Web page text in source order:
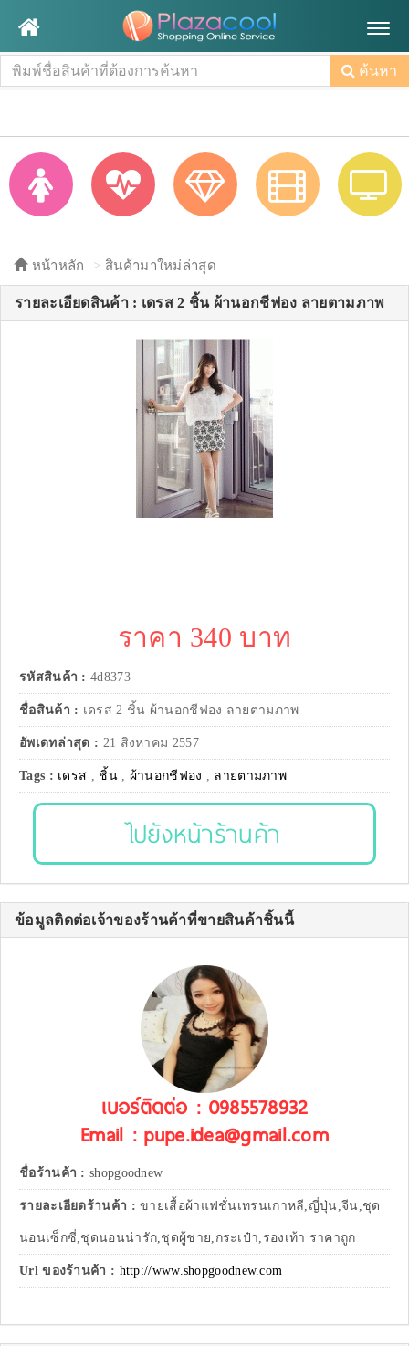
ค้นหา
หน้าหลัก สินค้ามาใหม่ล่าสุด
รายละเอียดสินค้า : เดรส 2 ชิ้น ผ้านอกชีฟอง ลายตามภาพ
ราคา 340 บาท
รหัสสินค้า : 4d8373
ชื่อสินค้า : เดรส 2 ชิ้น ผ้านอกชีฟอง ลายตามภาพ
อัพเดทล่าสุด : 21 สิงหาคม 2557
Tags : เดรส , ชิ้น, ผ้านอกชีฟอง , ลายตามภาพ
ไปยังหน้าร้านค้า
ข้อมูลติดต่อเจ้าของร้านค้าที่ขายสินค้าชิ้นนี้
เบอร์ติดต่อ : 0985578932
Email : pupe.idea@gmail.com
ชื่อร้านค้า : shopgoodnew
รายละเอียดร้านค้า :ขายเสื้อผ้าแฟชั่นเทรนเกาหลี,ญี่ปุ่น,จีน,ชุด
นอนเซ็กซี่,ชุดนอนน่ารัก,ชุดผู้ชาย,กระเป๋า,รองเท้า ราคาถูก
Url ของร้านค้า : http://www.shopgoodnew.com